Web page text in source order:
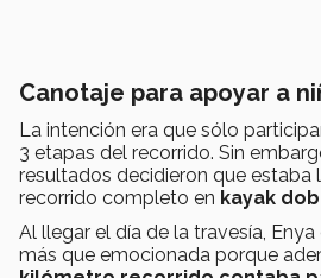
Canotaje para apoyar a
La intención era que sólo
3 etapas del recorrido. Sin
resultados decidieron que estaba
recorrido completo en kayak
Al llegar el día de la travesía,
más que emocionada porque